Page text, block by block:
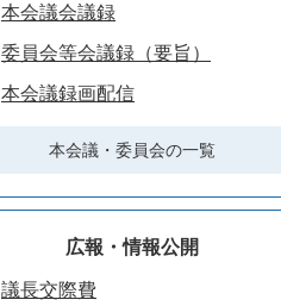
本会議会議録
委員会等会議録（要旨）
本会議録画配信
本会議・委員会の一覧
広報・情報公開
議長交際費